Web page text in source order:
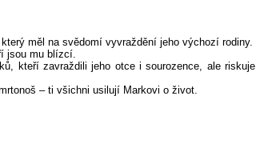
měl na svědomí vyvraždění jeho výchozí rodiny.
jsou mu blízcí.
kteří zavraždili jeho otce i sourozence, ale riskuje
– ti všichni usilují Markovi o život.